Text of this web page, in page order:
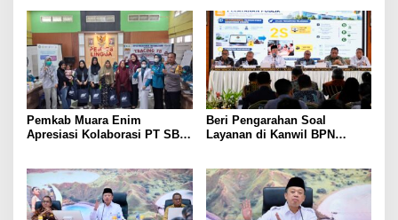
Siswa
Pemkab Muara Enim
Apresiasi Kolaborasi PT SBS
Beri Pengarahan Soal
Layanan di Kanwil BPN
Pandang Masyarakat